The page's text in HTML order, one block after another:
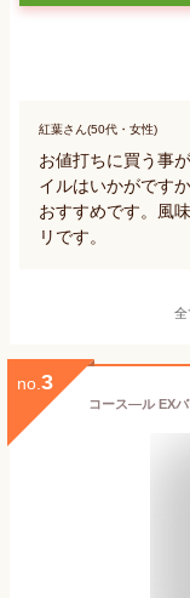
紅葉さん(50代・女性)
お値打ちに買う事
イルはいかがです
おすすめです。風
リです。
全
no. 3